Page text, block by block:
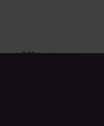
225 литров из
терруара Шато